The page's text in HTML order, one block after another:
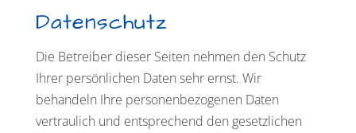
Datenschutz
Die Betreiber dieser Seiten nehmen den Schutz
Ihrer persönlichen Daten sehr ernst. Wir
behandeln Ihre personenbezogenen Daten
vertraulich und entsprechend den gesetzlichen